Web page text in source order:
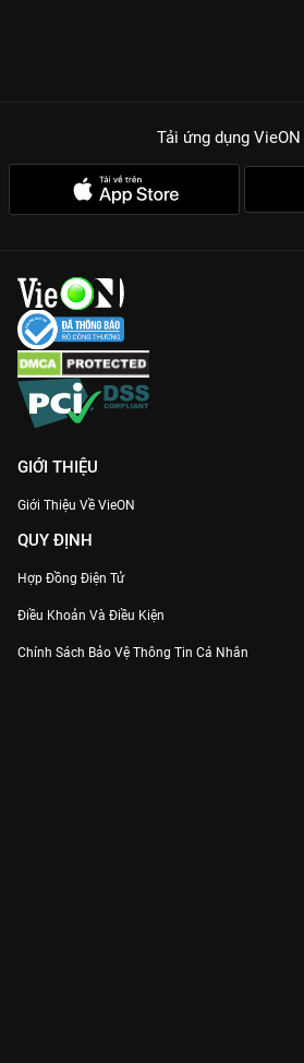
Tải ứng dụng VieON
GIỚI THIỆU
Giới Thiệu Về VieON
QUY ĐỊNH
Hợp Đồng Điện Tử
Điều Khoản Và Điều Kiện
Chính Sách Bảo Vệ Thông Tin Cá Nhân